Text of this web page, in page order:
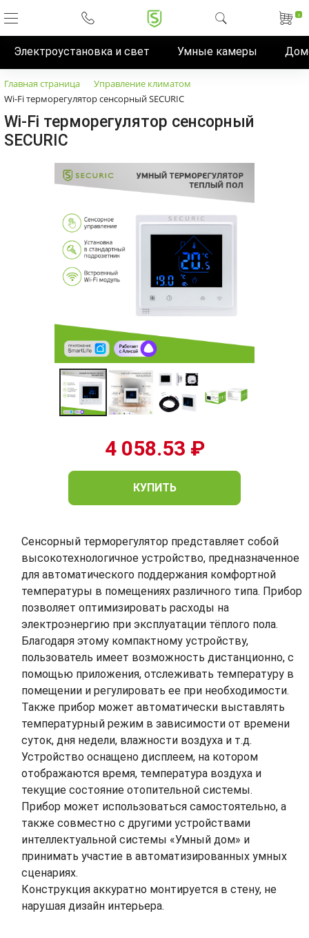
Электроустановка и свет Умные камеры
0
Главная страница
Управление климатом
Wi-Fi терморегулятор сенсорный SECURIC
Wi-Fi терморегулятор сенсорный
SECURIC
4 058.53 ₽
КУПИТЬ
Сенсорный терморегулятор представляет собой
высокотехнологичное устройство, предназначенное
для автоматического поддержания комфортной
температуры в помещениях различного типа. Прибор
позволяет оптимизировать расходы на
электроэнергию при эксплуатации тёплого пола.
Благодаря этому компактному устройству,
пользователь имеет возможность дистанционно, с
помощью приложения, отслеживать температуру в
помещении и регулировать ее при необходимости.
Также прибор может автоматически выставлять
температурный режим в зависимости от времени
суток, дня недели, влажности воздуха и т.д.
Устройство оснащено дисплеем, на котором
отображаются время, температура воздуха и
текущие состояние отопительной системы.
Прибор может использоваться самостоятельно, а
также совместно с другими устройствами
интеллектуальной системы «Умный дом» и
принимать участие в автоматизированных умных
сценариях.
Конструкция аккуратно монтируется в стену, не
нарушая дизайн интерьера.